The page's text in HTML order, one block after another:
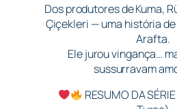
Dos produtores de Kuma,
Çiçekleri — uma história
Arafta.
Ele jurou vingança…
sussurravam
RESUMO DA